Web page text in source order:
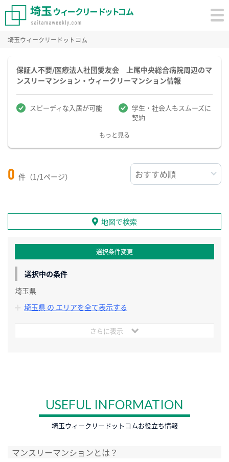
埼玉ウィークリードットコム
保証人不要/医療法人社団愛友会 上尾中央総合病院周辺のマ
ンスリーマンション・ウィークリーマンション情報
スピーディな入居が可能
学生・社会人もスムーズに
契約
もっと見る
0 件（1/1ページ）
地図で検索
選択条件変更
選択中の条件
埼玉県
埼玉県 の エリアを全て表示する
さらに表示
USEFUL INFORMATION
埼玉ウィークリードットコムお役立ち情報
マンスリーマンションとは？